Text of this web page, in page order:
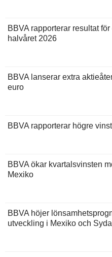
BBVA rapporterar resultat
halvåret 2026
BBVA lanserar extra
euro
BBVA rapporterar högre
BBVA ökar kvartalsvinsten
Mexiko
BBVA höjer
utveckling i Mexiko och